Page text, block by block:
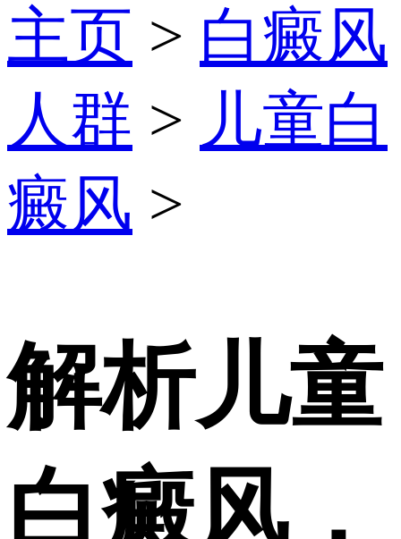
主页 > 白癜风
人群 > 儿童白
癜风 >
解析儿童
白癜风，